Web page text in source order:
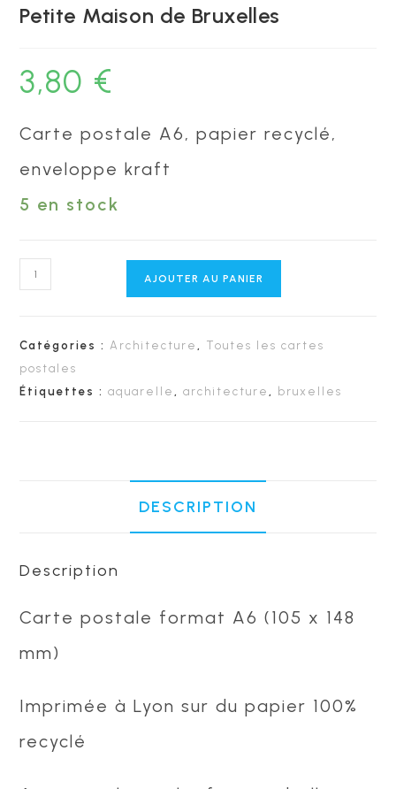
Petite Maison de Bruxelles
3,80 €
Carte postale A6, papier recyclé,
enveloppe kraft
5 en stock
quantité
de
A6
-
Bruxelles
Bruxelles
AJOUTER AU PANIER
Catégories :Architecture, Toutes les cartes
postales
Étiquettes :aquarelle,architecture, bruxelles
DESCRIPTION
Description
Carte postale format A6 (105 x 148
mm)
Imprimée à Lyon sur du papier 100%
recyclé